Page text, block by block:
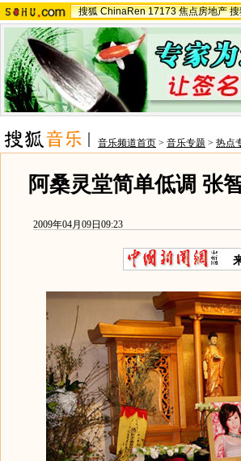
搜狐 ChinaRen 17173 焦点房地产 搜
音乐频道首页 > 音乐专题 > 热点
阿桑灵堂简单低调 张
2009年04月09日09:23